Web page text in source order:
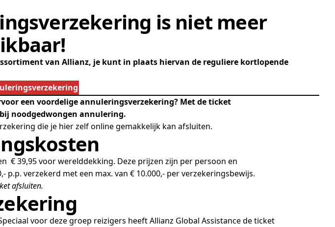
is niet meer
van Allianz, je kunt in plaats hiervan de reguliere kortlopende
een voordelige annuleringsverzekering? Met de ticket
noodgedwongen annulering.
die je hier zelf online gemakkelijk kan afsluiten.
€ 39,95 voor werelddekking. Deze prijzen zijn per persoon en
verzekerd met een max. van € 10.000,- per verzekeringsbewijs.
afsluiten.
voor deze groep reizigers heeft Allianz Global Assistance de ticket